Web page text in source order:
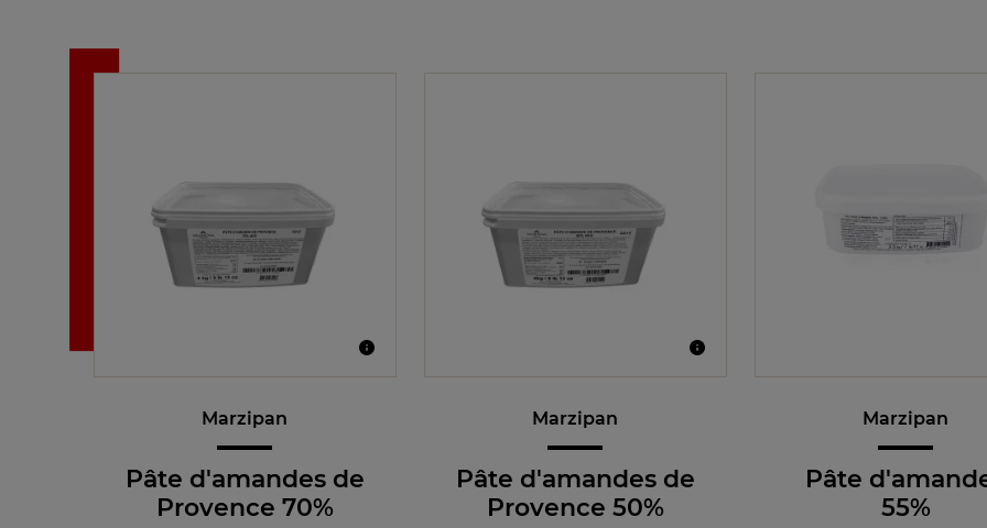
Marzipan
Pâte d'amandes de
Provence 70%
Marzipan
Pâte d'amandes de
Provence 50%
Marzipan
Pâte
55%